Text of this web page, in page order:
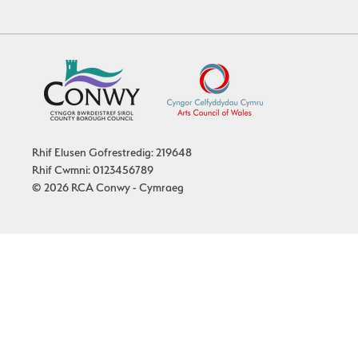
Rhif Elusen Gofrestredig: 219648
Rhif Cwmni: 0123456789
© 2026 RCA Conwy - Cymraeg